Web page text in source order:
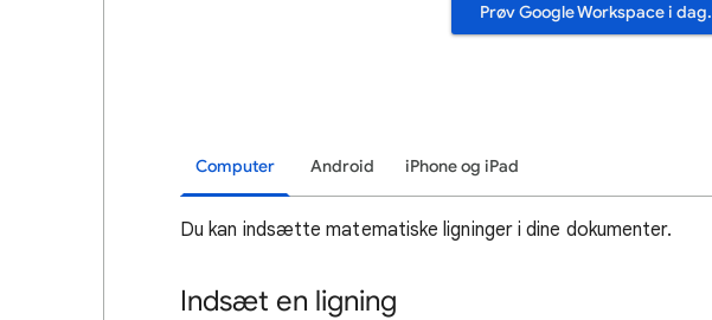
Prøv Google Workspace i dag.
Computer Android iPhone og iPad
Du kan indsætte matematiske ligninger i dine dokumenter.
Indsæt en ligning